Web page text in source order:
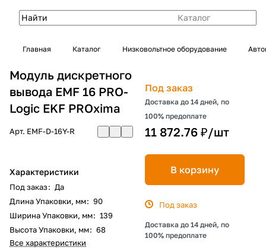
Каталог
Главная Каталог Низковольтное оборудование
Модуль дискретного
вывода EMF 16 PRO-
Logic EKF PROxima
Арт. EMF-D-16Y-R
Характеристики
Под заказ: Да
Длина Упаковки, мм: 90
Ширина Упаковки, мм: 139
Высота Упаковки, мм: 68
Все характеристики
Под заказ
Доставка до 14 дней, по
100% предоплате
11 872.76 ₽/шт
В корзину
Под заказ
Доставка до 14 дней, по
100% предоплате